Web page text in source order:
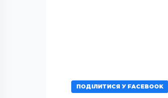
ПОДІЛИТИСЯ У FACEBOOK